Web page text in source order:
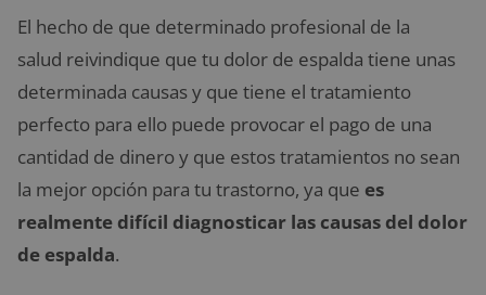
El hecho de que determinado profesional de la
salud reivindique que tu dolor de espalda tiene unas
determinada causas y que tiene el tratamiento
perfecto para ello puede provocar el pago de una
cantidad de dinero y que estos tratamientos no sean
la mejor opción para tu trastorno, ya que es
realmente difícil diagnosticar las causas del dolor
de espalda.